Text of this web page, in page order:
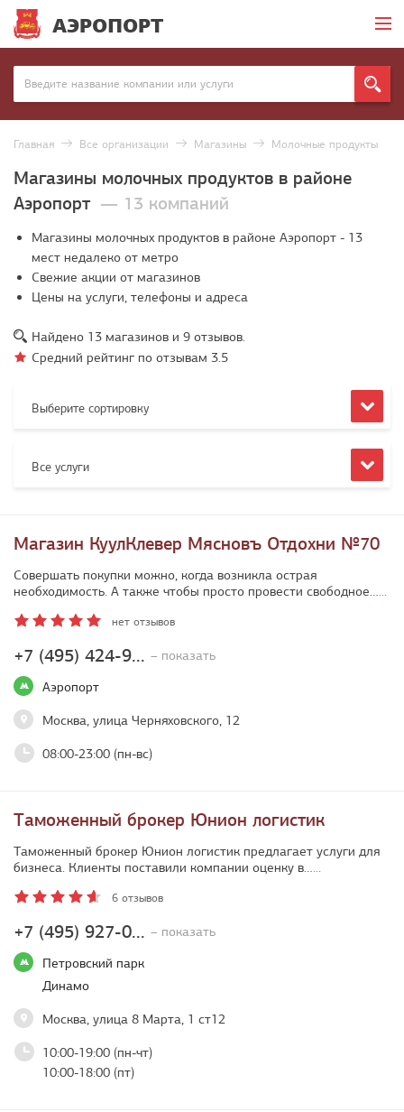
АЭРОПОРТ
Главная Все организации Магазины Молочные продукты
Магазины молочных продуктов в районе
Аэропорт — 13 компаний
Магазины молочных продуктов в районе Аэропорт - 13
мест недалеко от метро
Свежие акции от магазинов
Цены на услуги, телефоны и адреса
Найдено 13 магазинов и 9 отзывов.
Средний рейтинг по отзывам 3.5
Выберите сортировку
Все услуги
Магазин КуулКлевер Мясновъ Отдохни №70
+7 (495) 424-9... – показать
Аэропорт
Москва, улица Черняховского, 12
08:00-23:00 (пн-вс)
Совершать покупки можно, когда возникла острая
необходимость. А также чтобы просто провести свободное…...
нет отзывов
Таможенный брокер Юнион логистик
+7 (495) 927-0... – показать
Петровский парк
Динамо
Москва, улица 8 Марта, 1 ст12
10:00-19:00 (пн-чт)
10:00-18:00 (пт)
Таможенный брокер Юнион логистик предлагает услуги для
бизнеса. Клиенты поставили компании оценку в…...
6 отзывов